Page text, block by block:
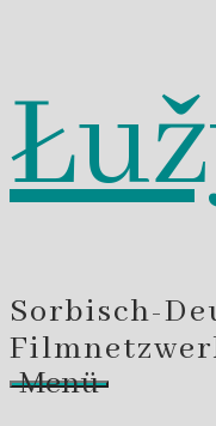
Zum
Inhalt
springen
Sorbisch-
Menü